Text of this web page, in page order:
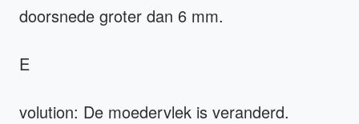
doorsnede groter dan 6 mm.
E
volution: De moedervlek is veranderd.